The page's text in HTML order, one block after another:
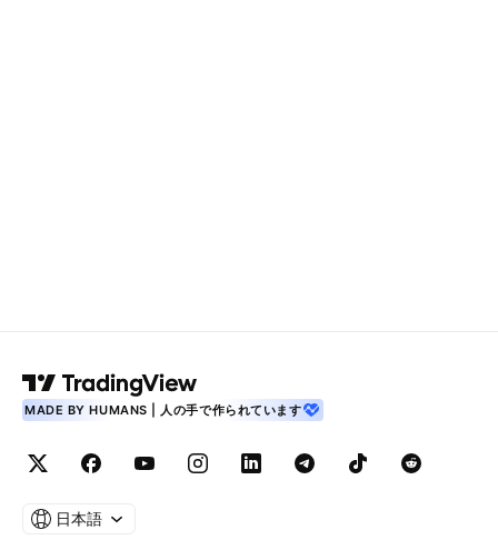
MADE BY HUMANS | 人の手で作られています
日本語